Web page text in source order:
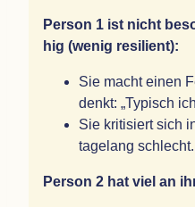
Per­son 1 ist nicht
hig (wenig resilient):
Sie macht einen
denkt: „Typisch
Sie kri­ti­siert sich
tage­lang schlecht.
Per­son 2 hat viel an